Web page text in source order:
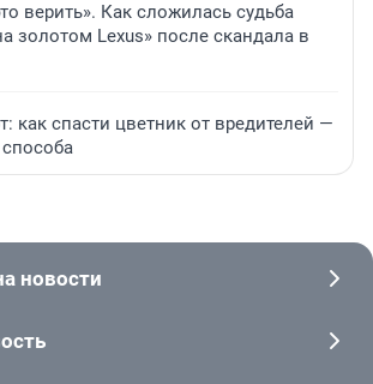
верить». Как сложилась судьба
золотом Lexus» после скандала в
как спасти цветник от вредителей —
новости